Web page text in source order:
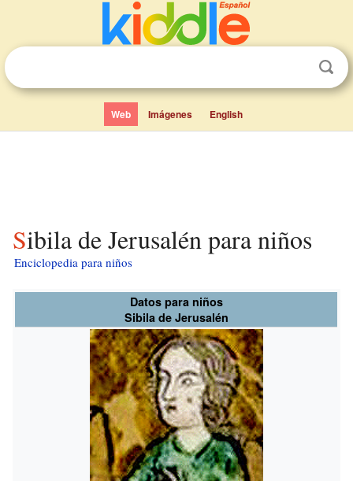
Web Imágenes English
Sibila de Jerusalén para niños
Enciclopedia para niños
Datos para niños
Sibila de Jerusalén